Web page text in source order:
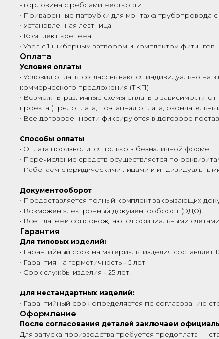
- горловина с ребрами жесткости
• Приваренные патрубки для монтажа трубопровода
• Установленная лестница
• Комплект крепежа
• Узел с 1 шиберным затвором и комплектом фитингов
Оплата
Условия оплаты
• Условия оплаты согласовываются индивидуально на
коммерческого предложения (ТКП)
• Возможны различные схемы оплаты в зависимости от
проекта (предоплата, поэтапная оплата,
• Все договоренности фиксируются в договоре
Способы оплаты
• Оплата производится только в безналичной форме
• Перечисление средств осуществляется по
• Работаем с юридическими лицами и
Документооборот
• Предоставляется полный комплект закрывающих
• Возможен электронный документооборот (ЭДО)
• Все платежи сопровождаются официальными
Гарантия
Для типовых изделий:
• Гарантийный срок на материалы изделия составляет
• Гарантия на герметичность ‑ 5 лет
• Срок службы изделия ‑ 25 лет.
Для нестандартных изделий:
• Гарантийный срок определяется по согласованию
Оформление
После согласования деталей заключаем
Для запуска производства требуется предоплата —